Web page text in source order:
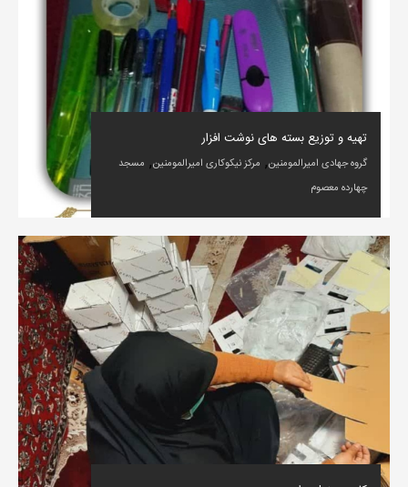
تهیه و توزیع بسته های نوشت افزار
گروه جهادی امیرالمومنین, مرکز نیکوکاری امیرالمومنین, مسجد
چهارده معصوم